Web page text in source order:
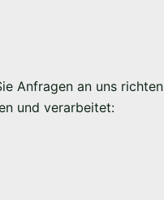
Anfragen an uns richten
und verarbeitet: